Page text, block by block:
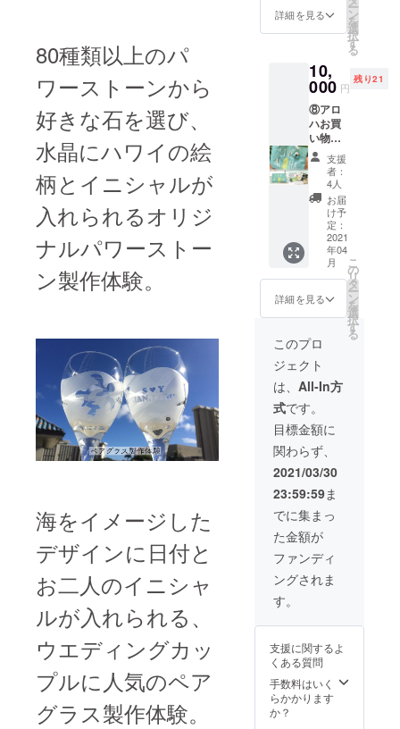
80種類以上のパ
ワーストーンから
好きな石を選び、
水晶にハワイの絵
柄とイニシャルが
入れられるオリジ
ナルパワーストー
ン製作体験。
海をイメージした
デザインに日付と
お二人のイニシャ
ルが入れられる、
ウエディングカッ
プルに人気のペア
グラス製作体験。
備考欄
ラ、
フィッ
シュ
フック
のう
ち、い
ずれか
のデザ
インを
ご指定
くださ
い。 ＊
日本国
内市場
予想価
¥3,800+
国内送
日本で
はクラ
ウド
ファン
グのみ
入手可)
ズなの
として
もお使
い頂け
ます。
✳︎備考
欄に
ローマ
字(8文
字まで)
でお名
前をご
記入く
ださ
い。 ＊
日本国
内市場
予想価
¥1800
入れ
￥1300
、名入
れコア
ウッド
チャー
ム
￥3200(
送料
¥1700
含
む)+国
内送料
※名入れ
の場
外から
の直送
となる
ため直
送料が
かかり
す)+ク
クイの
ストッ
きハワ
イアン
ファブ
リック
巾着袋
(色柄お
任せ)
+お礼の
メー
ル：送
料無料
スタッ
フお手
製ムー
ムーを
着たベ
アーが
るハー
トのコ
アウッ
ドにお
名前が
入れら
れる
トート
バック
です。
✳︎備考
欄に
ローマ
字(10文
字まで)
でお名
前をご
記入く
ワイア
ンファ
ブリッ
クの巾
着袋に
はクク
詳細を見る ー
ン
を
選
択
す
る
10,
000 円
残り21
⑧アロ
ハお買
い物
バック
セット
(名入れ
ベアー
付き
トート
バック+
小物
ポーチ
+デザイ
ンお任
せ・大
容量折
りたた
み式ア
ロハエ
コバッ
ク１
個)+ ク
クイの
ストッ
パー付
きハワ
イアン
ファブ
リック
巾着(色
柄お任
せ) +お
礼の
メー
✳︎備考
ローマ
字(10文
字まで)
でお名
前をご
支援
者：
4人
お届
け予
定：
2021
年04
月
詳細を見る
こ
の
リ
タ
ー
ン
を
選
択
す
る
このプロ
ジェクト
は、 All-In方
式です。
目標金額に
関わらず、
2021/03/30
23:59:59ま
でに集まっ
た金額が
ファンディ
ングされま
す。
支援に関するよ
くある質問
手数料はいく
らかかります
か？